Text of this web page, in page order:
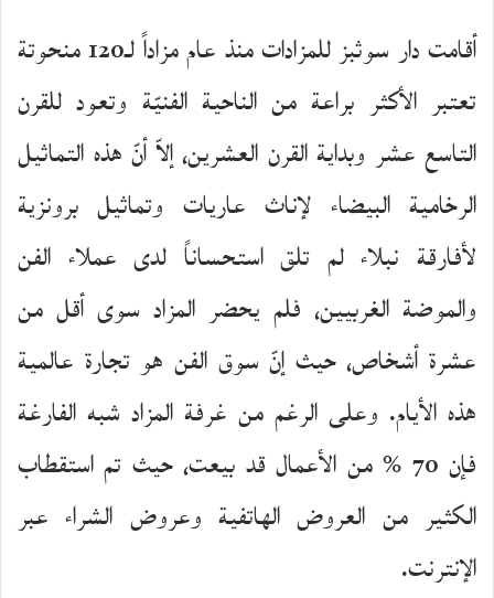
أقامت دار سوثبز للمزادات منذ عام مزاداً لـ120 منحوتة
تعتبر الأكثر براعة من الناحية الفنيّة وتعود للقرن
التاسع عشر وبداية القرن العشرين، إلاّ أنّ هذه التماثيل
الرخامية البيضاء لإناث عاريات وتماثيل برونزية
لأفارقة نبلاء لم تلق استحساناً لدى عملاء الفن
والموضة الغربيين، فلم يحضر المزاد سوى أقل من
عشرة أشخاص، حيث إنّ سوق الفن هو تجارة عالمية
هذه الأيام. وعلى الرغم من غرفة المزاد شبه الفارغة
فإن 70 % من الأعمال قد بيعت، حيث تم استقطاب
الكثير من العروض الهاتفية وعروض الشراء عبر
الإنترنت.